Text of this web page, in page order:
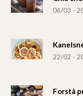
06/03 -
22/02 -
Forstå